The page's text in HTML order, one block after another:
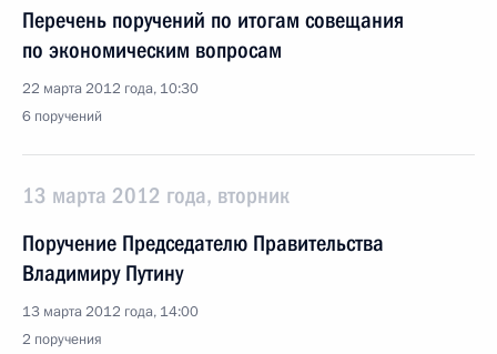
Перечень поручений по итогам совещания
по экономическим вопросам
22 марта 2012 года, 10:30
6 поручений
13 марта 2012 года, вторник
Поручение Председателю Правительства
Владимиру Путину
13 марта 2012 года, 14:00
2 поручения